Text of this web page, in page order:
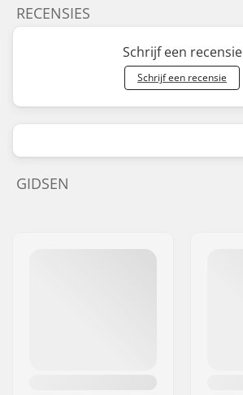
RECENSIES
Schrijf een recensie
Schrijf een recensie
GIDSEN